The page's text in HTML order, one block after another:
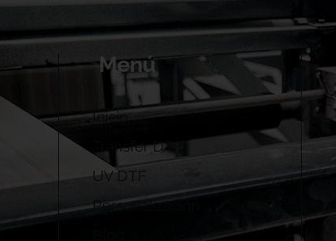
Menú
Inicio
Transfer DTF
UV DTF
Personalización